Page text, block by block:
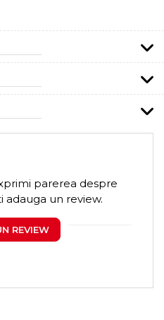
parerea despre
un review.
REVIEW